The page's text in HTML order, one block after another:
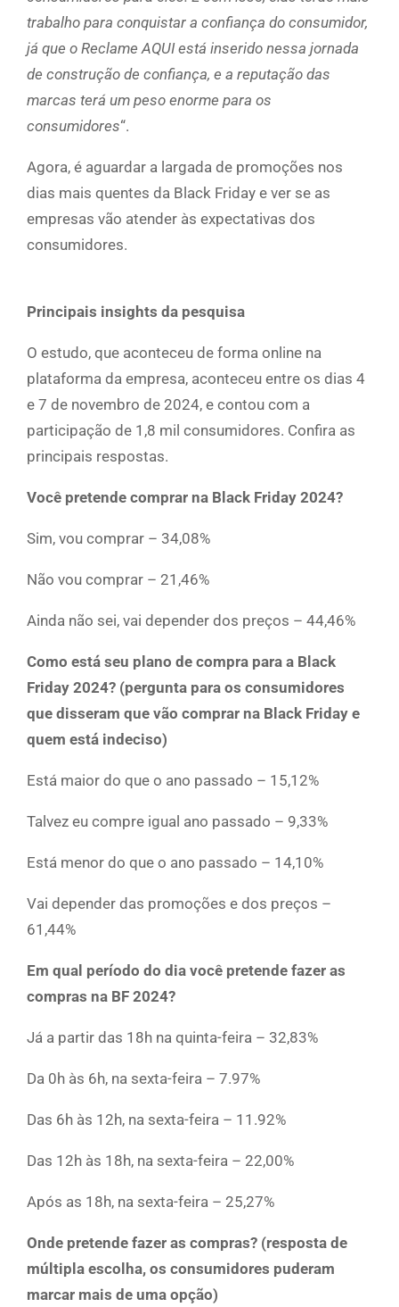
trabalho para conquistar a confiança do consumidor,
já que o Reclame AQUI está inserido nessa jornada
de construção de confiança, e a reputação das
marcas terá um peso enorme para os
consumidores“.
Agora, é aguardar a largada de promoções nos
dias mais quentes da Black Friday e ver se as
empresas vão atender às expectativas dos
consumidores.
Principais insights da pesquisa
O estudo, que aconteceu de forma online na
plataforma da empresa, aconteceu entre os dias 4
e 7 de novembro de 2024, e contou com a
participação de 1,8 mil consumidores. Confira as
principais respostas.
Você pretende comprar na Black Friday 2024?
Sim, vou comprar – 34,08%
Não vou comprar – 21,46%
Ainda não sei, vai depender dos preços – 44,46%
Como está seu plano de compra para a Black
Friday 2024? (pergunta para os consumidores
que disseram que vão comprar na Black Friday e
quem está indeciso)
Está maior do que o ano passado – 15,12%
Talvez eu compre igual ano passado – 9,33%
Está menor do que o ano passado – 14,10%
Vai depender das promoções e dos preços –
61,44%
Em qual período do dia você pretende fazer as
compras na BF 2024?
Já a partir das 18h na quinta-feira – 32,83%
Da 0h às 6h, na sexta-feira – 7.97%
Das 6h às 12h, na sexta-feira – 11.92%
Das 12h às 18h, na sexta-feira – 22,00%
Após as 18h, na sexta-feira – 25,27%
Onde pretende fazer as compras? (resposta de
múltipla escolha, os consumidores puderam
marcar mais de uma opção)